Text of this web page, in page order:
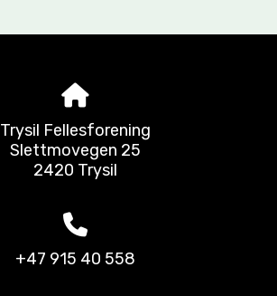
Trysil Fellesforening
Slettmovegen 25
2420 Trysil
+47 915 40 558